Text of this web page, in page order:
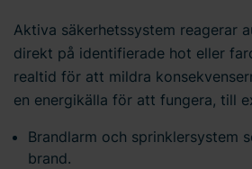
Aktiva säkerhetssystem reagerar
direkt på identifierade hot eller
realtid för att mildra
en energikälla för att fungera, till
Brandlarm och sprinklersystem
brand.